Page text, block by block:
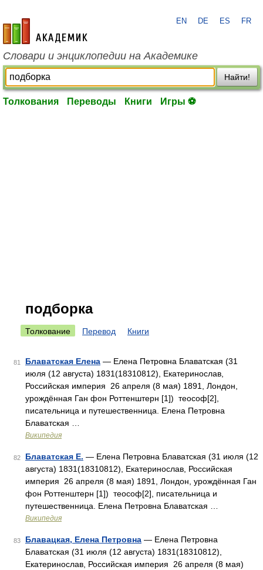
academic.ru
EN DE ES FR
Словари и энциклопедии на Академике
Найти!
Толкования Переводы Книги Игры ⚽
подборка
Толкование Перевод Книги
81 Блаватская Елена — Елена Петровна Блаватская (31
июля (12 августа) 1831(18310812), Екатеринослав,
Российская империя 26 апреля (8 мая) 1891, Лондон,
урождённая Ган фон Роттенштерн [1]) теософ[2],
писательница и путешественница. Елена Петровна
Блаватская …
Википедия
82 Блаватская Е. — Елена Петровна Блаватская (31 июля (12
августа) 1831(18310812), Екатеринослав, Российская
империя 26 апреля (8 мая) 1891, Лондон, урождённая Ган
фон Роттенштерн [1]) теософ[2], писательница и
путешественница. Елена Петровна Блаватская …
Википедия
83 Блавацкая, Елена Петровна — Елена Петровна
Блаватская (31 июля (12 августа) 1831(18310812),
Екатеринослав, Российская империя 26 апреля (8 мая)